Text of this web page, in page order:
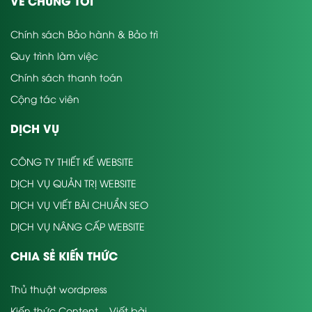
Chính sách Bảo hành & Bảo trì
Quy trình làm việc
Chính sách thanh toán
Cộng tác viên
DỊCH VỤ
CÔNG TY THIẾT KẾ WEBSITE
DỊCH VỤ QUẢN TRỊ WEBSITE
DỊCH VỤ VIẾT BÀI CHUẨN SEO
DỊCH VỤ NÂNG CẤP WEBSITE
CHIA SẺ KIẾN THỨC
Thủ thuật wordpress